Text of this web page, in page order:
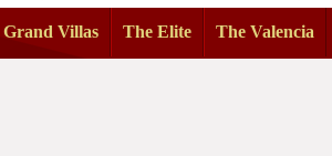
Grand Villas The Elite The Valencia